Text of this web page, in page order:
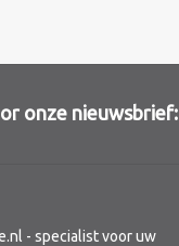
onze nieuwsbrief:
- specialist voor uw